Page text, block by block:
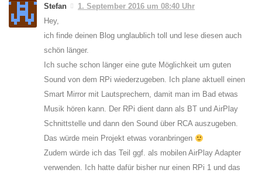
Stefan
1. September 2016 um 08:40 Uhr
Hey,
ich finde deinen Blog unglaublich toll und lese diesen auch
schön länger.
Ich suche schon länger eine gute Möglichkeit um guten
Sound von dem RPi wiederzugeben. Ich plane aktuell einen
Smart Mirror mit Lautsprechern, damit man im Bad etwas
Musik hören kann. Der RPi dient dann als BT und AirPlay
Schnittstelle und dann den Sound über RCA auszugeben.
Das würde mein Projekt etwas voranbringen
Zudem würde ich das Teil ggf. als mobilen AirPlay Adapter
verwenden. Ich hatte dafür bisher nur einen RPi 1 und das